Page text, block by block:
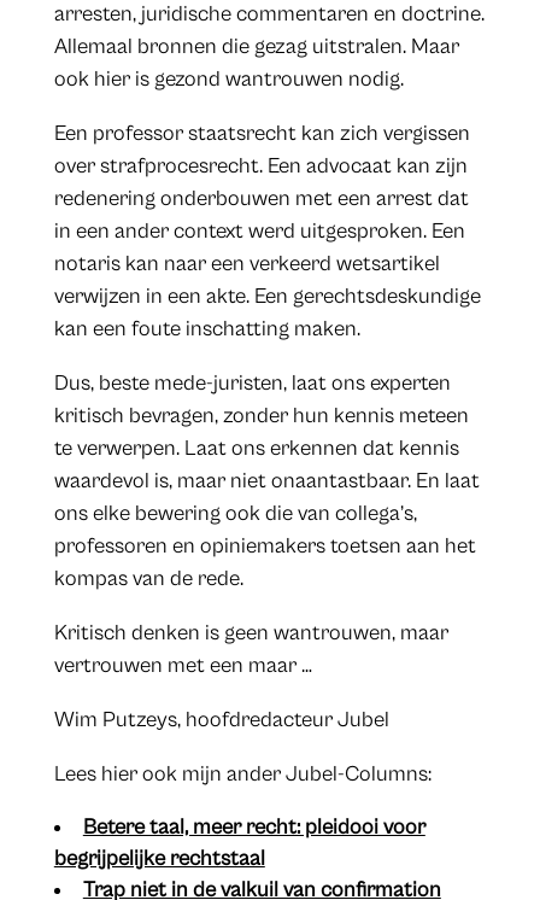
arresten, juridische commentaren en doctrine.
Allemaal bronnen die gezag uitstralen. Maar
ook hier is gezond wantrouwen nodig.
Een professor staatsrecht kan zich vergissen
over strafprocesrecht. Een advocaat kan zijn
redenering onderbouwen met een arrest dat
in een ander context werd uitgesproken. Een
notaris kan naar een verkeerd wetsartikel
verwijzen in een akte. Een gerechtsdeskundige
kan een foute inschatting maken.
Dus, beste mede-juristen, laat ons experten
kritisch bevragen, zonder hun kennis meteen
te verwerpen. Laat ons erkennen dat kennis
waardevol is, maar niet onaantastbaar. En laat
ons elke bewering ook die van collega’s,
professoren en opiniemakers toetsen aan het
kompas van de rede.
Kritisch denken is geen wantrouwen, maar
vertrouwen met een maar …
Wim Putzeys, hoofdredacteur Jubel
​Lees hier ook mijn ander Jubel-Columns:
Betere taal, meer recht: pleidooi voor
begrijpelijke rechtstaal
Trap niet in de valkuil van confirmation